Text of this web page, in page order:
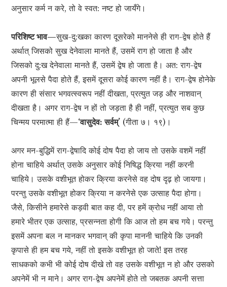
अनुसार कर्म न करे, तो वे स्वत: नष्ट हो जायँगे।
परिशिष्ट भाव—सुख-दु:खका कारण दूसरेको माननेसे ही राग-द्वेष होते हैं
अर्थात् जिसको सुख देनेवाला मानते हैं, उसमें राग हो जाता है और
जिसको दु:ख देनेवाला मानते हैं, उसमें द्वेष हो जाता है। अत: राग-द्वेष
अपनी भूलसे पैदा होते हैं, इसमें दूसरा कोई कारण नहीं है। राग-द्वेष होनेके
कारण ही संसार भगवत्स्वरूप नहीं दीखता, प्रत्युत जड़ और नाशवान्
दीखता है। अगर राग-द्वेष न हों तो जड़ता है ही नहीं, प्रत्युत सब कुछ
चिन्मय परमात्मा ही हैं—‘वासुदेव: सर्वम्’ (गीता ७। १९)।
अगर मन-बुद्धिमें राग-द्वेषादि कोई दोष पैदा हो जाय तो उसके वशमें नहीं
होना चाहिये अर्थात् उसके अनुसार कोई निषिद्ध क्रिया नहीं करनी
चाहिये। उसके वशीभूत होकर क्रिया करनेसे वह दोष दृढ़ हो जायगा।
परन्तु उसके वशीभूत होकर क्रिया न करनेसे एक उत्साह पैदा होगा।
जैसे, किसीने हमारेसे कड़वी बात कह दी, पर हमें क्रोध नहीं आया तो
हमारे भीतर एक उत्साह, प्रसन्नता होगी कि आज तो हम बच गये। परन्तु
इसमें अपना बल न मानकर भगवान् की कृपा माननी चाहिये कि उनकी
कृपासे ही हम बच गये, नहीं तो इसके वशीभूत हो जाते! इस तरह
साधकको कभी भी कोई दोष दीखे तो वह उसके वशीभूत न हो और उसको
अपनेमें भी न माने। अगर राग-द्वेष अपनेमें होते तो जबतक अपनी सत्ता